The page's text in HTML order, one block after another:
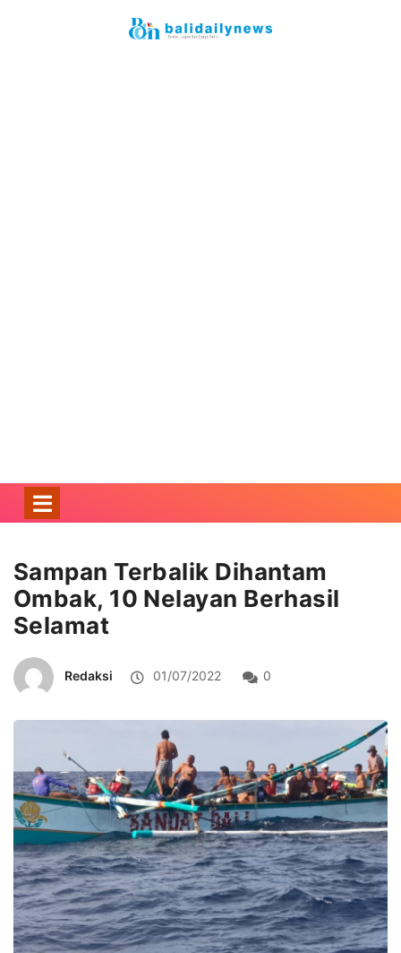
Sampan Terbalik Dihantam
Ombak, 10 Nelayan Berhasil
Selamat
Redaksi 01/07/2022 0